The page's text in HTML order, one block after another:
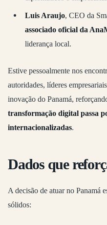
Luis Araujo, CEO da
associado oficial da
liderança local.
Estive pessoalmente nos
autoridades, líderes
inovação do Panamá,
transformação digital passa
internacionalizadas.
Dados que
A decisão de atuar no Panamá
sólidos: